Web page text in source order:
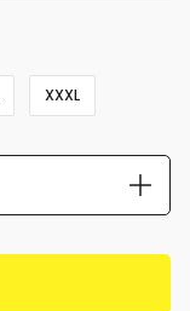
XXXL